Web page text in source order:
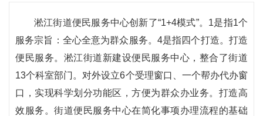
淞江街道便民服务中心创新了“1+4模式”。1是指1个
服务宗旨：全心全意为群众服务。4是指四个打造。打造
便民服务。淞江街道新建设便民服务中心，整合了街道
13个科室部门。对外设立6个受理窗口、一个帮办代办窗
口，实现科学划分功能区，方便为群众办业务。打造高
效服务。街道便民服务中心在简化事项办理流程的基础